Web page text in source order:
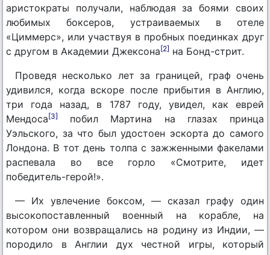
аристократы получали, наблюдая за боями своих
любимых боксеров, устраиваемых в отеле
«Циммерс», или участвуя в пробных поединках друг
с другом в Академии Джексона[2] на Бонд-стрит.
Проведя несколько лет за границей, граф очень
удивился, когда вскоре после прибытия в Англию,
три года назад, в 1787 году, увидел, как еврей
Мендоса[3]
побил Мартина на глазах принца
Уэльского, за что был удостоен эскорта до самого
Лондона. В тот день толпа с зажженными факелами
распевала во все горло «Смотрите, идет
победитель-герой!».
— Их увлечение боксом, — сказал графу один
высокопоставленный военный на корабле, на
котором они возвращались на родину из Индии, —
породило в Англии дух честной игры, который